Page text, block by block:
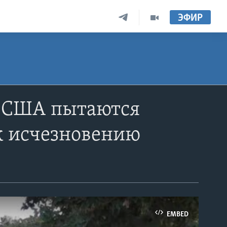
ЭФИР
США пытаются
исчезновению
EMBED